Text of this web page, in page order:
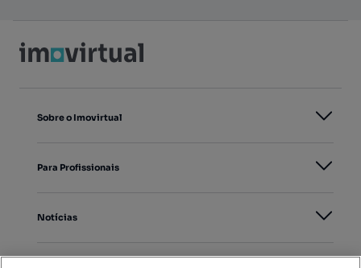
Sobre o Imovirtual
Para Profissionais
Notícias